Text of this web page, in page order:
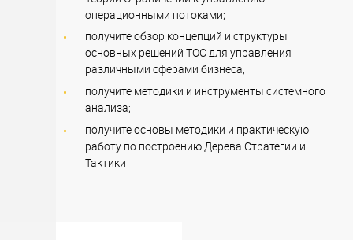
операционными потоками;
получите обзор концепций и структуры
основных решений ТОС для управления
различными сферами бизнеса;
получите методики и инструменты системного
анализа;
получите основы методики и практическую
работу по построению Дерева Стратегии и
Тактики